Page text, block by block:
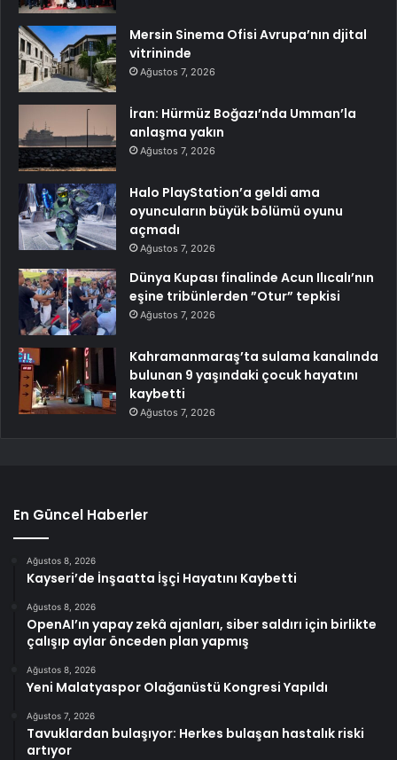
Mersin Sinema Ofisi Avrupa’nın djital
vitrininde
Ağustos 7, 2026
İran: Hürmüz Boğazı’nda Umman’la
anlaşma yakın
Ağustos 7, 2026
Halo PlayStation’a geldi ama
oyuncuların büyük bölümü oyunu
açmadı
Ağustos 7, 2026
Dünya Kupası finalinde Acun Ilıcalı’nın
eşine tribünlerden ”Otur” tepkisi
Ağustos 7, 2026
Kahramanmaraş’ta sulama kanalında
bulunan 9 yaşındaki çocuk hayatını
kaybetti
Ağustos 7, 2026
En Güncel Haberler
Ağustos 8, 2026
Kayseri’de İnşaatta İşçi Hayatını Kaybetti
Ağustos 8, 2026
OpenAI’ın yapay zekâ ajanları, siber saldırı için birlikte
çalışıp aylar önceden plan yapmış
Ağustos 8, 2026
Yeni Malatyaspor Olağanüstü Kongresi Yapıldı
Ağustos 7, 2026
Tavuklardan bulaşıyor: Herkes bulaşan hastalık riski
artıyor